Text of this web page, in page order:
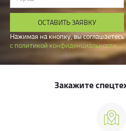
ОСТАВИТЬ ЗАЯВКУ
Нажимая на кнопку, вы соглашаетесь
с политикой конфиденциальности
Закажите